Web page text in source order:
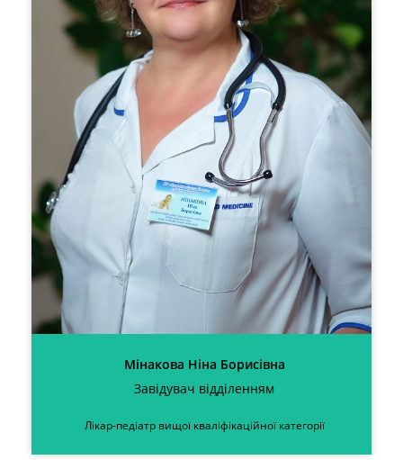
Мінакова Ніна Борисівна
Завідувач відділенням
Лікар-педіатр вищої кваліфікаційної категорії